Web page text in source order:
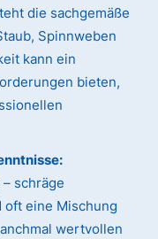
die sachgemäße
Spinnweben
kann ein
bieten,
schräge
oft eine Mischung
wertvollen